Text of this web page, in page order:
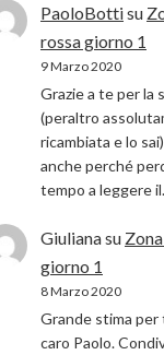
PaoloBottisu
rossa giorno 1
9 Marzo 2020
Grazie a te per la
(peraltro
ricambiata e lo
anche perché
tempo a leggere
Giulianasu
giorno 1
8 Marzo 2020
Grande stima per
caro Paolo.